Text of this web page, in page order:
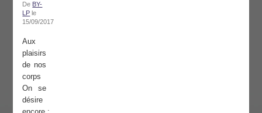
De BY-
LP le
15/09/2017
Aux
plaisirs
de nos
corps
On se
désire